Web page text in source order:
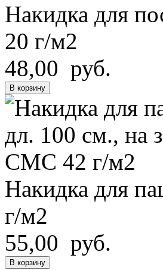
Накидка для
20 г/м2
48,00 руб.
В корзину
Накидка для
г/м2
55,00 руб.
В корзину